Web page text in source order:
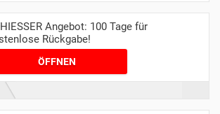
Angebot: 100 Tage für
Rückgabe!
ÖFFNEN